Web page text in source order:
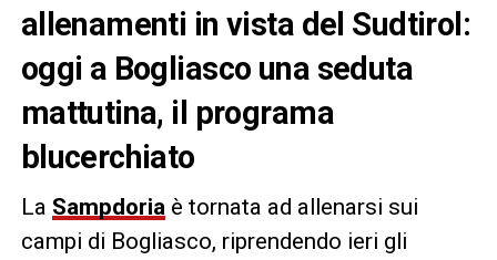
allenamenti in vista del Sudtirol:
oggi a Bogliasco una seduta
mattutina, il programa
blucerchiato
La Sampdoriaè tornata ad allenarsi sui
campi di Bogliasco, riprendendo ieri gli